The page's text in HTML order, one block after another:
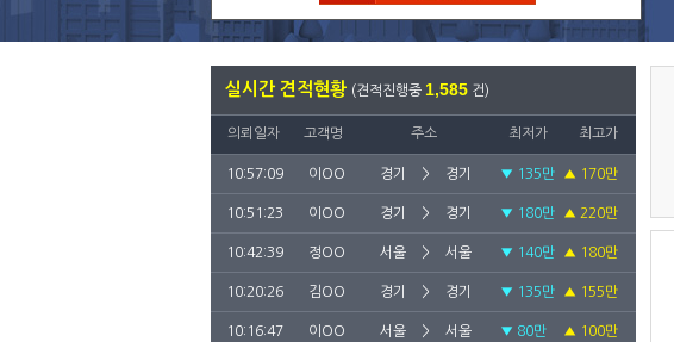
실시간 견적현황 (견적진행중 1,585 건)
의뢰일자 고객명 주소 최저가 최고가
10:57:09 이OO 경기 > 경기 ▼ 135만 ▲ 170만
10:51:23 이OO 경기 > 경기 ▼ 180만 ▲ 220만
10:42:39 정OO 서울 > 서울 ▼ 140만 ▲ 180만
10:20:26 김OO 경기 > 경기 ▼ 135만 ▲ 155만
10:16:47 이OO 서울 > 서울 ▼ 80만 ▲ 100만